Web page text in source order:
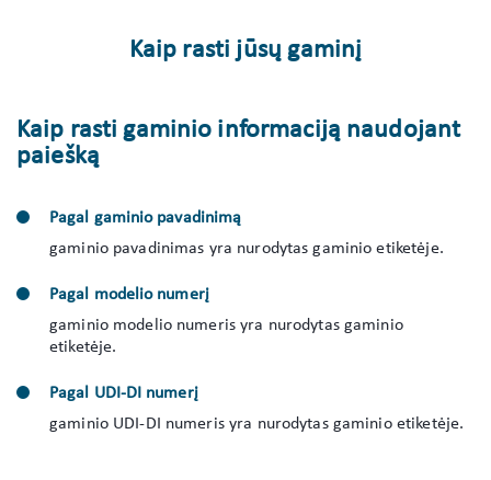
Kaip rasti jūsų gaminį
Kaip rasti gaminio informaciją naudojant
paiešką
Pagal gaminio pavadinimą
gaminio pavadinimas yra nurodytas gaminio etiketėje.
Pagal modelio numerį
gaminio modelio numeris yra nurodytas gaminio
etiketėje.
Pagal UDI-DI numerį
gaminio UDI-DI numeris yra nurodytas gaminio etiketėje.